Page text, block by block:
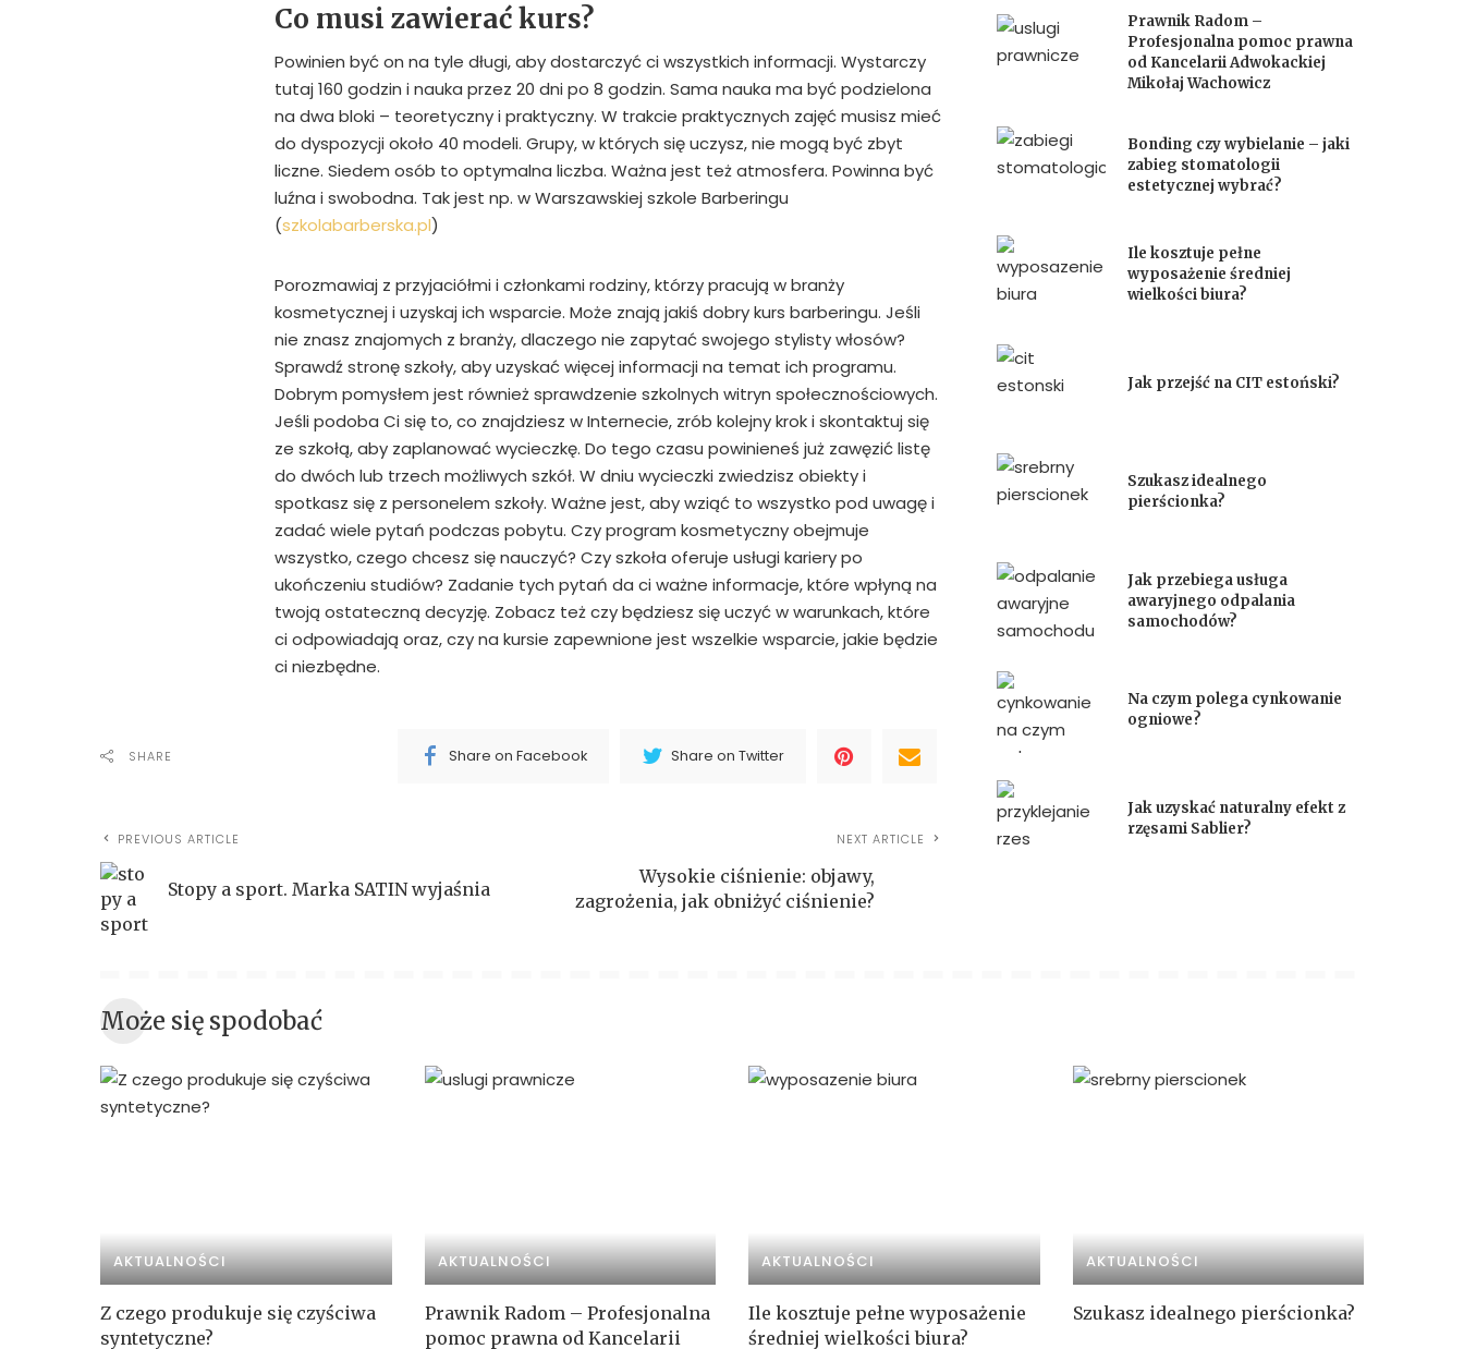
Co musi zawierać kurs?
Powinien być on na tyle długi, aby dostarczyć ci wszystkich informacji. Wystarczy
tutaj 160 godzin i nauka przez 20 dni po 8 godzin. Sama nauka ma być podzielona
na dwa bloki – teoretyczny i praktyczny. W trakcie praktycznych zajęć musisz mieć
do dyspozycji około 40 modeli. Grupy, w których się uczysz, nie mogą być zbyt
liczne. Siedem osób to optymalna liczba. Ważna jest też atmosfera. Powinna być
luźna i swobodna. Tak jest np. w Warszawskiej szkole Barberingu
(szkolabarberska.pl)
Porozmawiaj z przyjaciółmi i członkami rodziny, którzy pracują w branży
kosmetycznej i uzyskaj ich wsparcie. Może znają jakiś dobry kurs barberingu. Jeśli
nie znasz znajomych z branży, dlaczego nie zapytać swojego stylisty włosów?
Sprawdź stronę szkoły, aby uzyskać więcej informacji na temat ich programu.
Dobrym pomysłem jest również sprawdzenie szkolnych witryn społecznościowych.
Jeśli podoba Ci się to, co znajdziesz w Internecie, zrób kolejny krok i skontaktuj się
ze szkołą, aby zaplanować wycieczkę. Do tego czasu powinieneś już zawęzić listę
do dwóch lub trzech możliwych szkół. W dniu wycieczki zwiedzisz obiekty i
spotkasz się z personelem szkoły. Ważne jest, aby wziąć to wszystko pod uwagę i
zadać wiele pytań podczas pobytu. Czy program kosmetyczny obejmuje
wszystko, czego chcesz się nauczyć? Czy szkoła oferuje usługi kariery po
ukończeniu studiów? Zadanie tych pytań da ci ważne informacje, które wpłyną na
twoją ostateczną decyzję. Zobacz też czy będziesz się uczyć w warunkach, które
ci odpowiadają oraz, czy na kursie zapewnione jest wszelkie wsparcie, jakie będzie
ci niezbędne.
SHARE Share on Facebook Share on Twitter
PREVIOUS ARTICLE
Stopy a sport. Marka SATIN wyjaśnia
NEXT ARTICLE
Wysokie ciśnienie: objawy,
zagrożenia, jak obniżyć ciśnienie?
Prawnik Radom –
Profesjonalna pomoc prawna
od Kancelarii Adwokackiej
Mikołaj Wachowicz
Bonding czy wybielanie – jaki
zabieg stomatologii
estetycznej wybrać?
Ile kosztuje pełne
wyposażenie średniej
wielkości biura?
Jak przejść na CIT estoński?
Szukasz idealnego
pierścionka?
Jak przebiega usługa
awaryjnego odpalania
samochodów?
Na czym polega cynkowanie
ogniowe?
Jak uzyskać naturalny efekt z
rzęsami Sablier?
Może się spodobać
AKTUALNOŚCI
Z czego produkuje się czyściwa
syntetyczne?
AKTUALNOŚCI
Prawnik Radom – Profesjonalna
pomoc prawna od Kancelarii
AKTUALNOŚCI
Ile kosztuje pełne wyposażenie
średniej wielkości biura?
AKTUALNOŚCI
Szukasz idealnego pierścionka?